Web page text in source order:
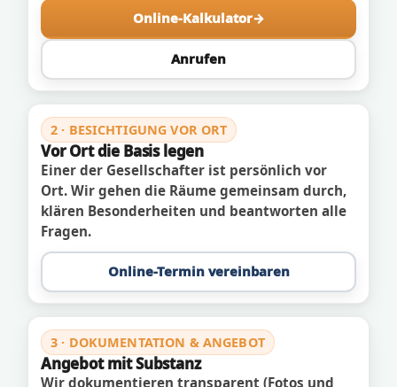
Online-Kalkulator
Anrufen
2 · BESICHTIGUNG VOR ORT
Vor Ort die Basis legen
Einer der Gesellschafter ist persönlich vor
Ort. Wir gehen die Räume gemeinsam durch,
klären Besonderheiten und beantworten alle
Fragen.
Online-Termin vereinbaren
3 · DOKUMENTATION & ANGEBOT
Angebot mit Substanz
Wir dokumentieren transparent (Fotos und